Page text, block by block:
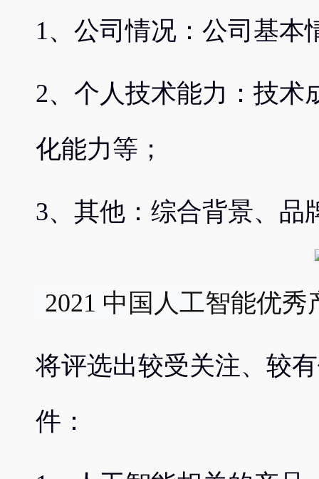
1、公司情况：公司基本
2、个人技术能力：技术
化能力等；
3、其他：综合背景、品
2021 中国人工智能优秀
将评选出较受关注、较
件：